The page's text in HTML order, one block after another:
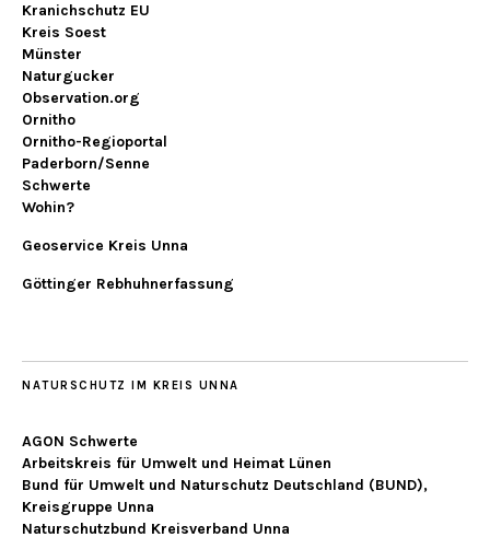
Kranichschutz EU
Kreis Soest
Münster
Naturgucker
Observation.org
Ornitho
Ornitho-Regioportal
Paderborn/Senne
Schwerte
Wohin?
Geoservice Kreis Unna
Göttinger Rebhuhnerfassung
NATURSCHUTZ IM KREIS UNNA
AGON Schwerte
Arbeitskreis für Umwelt und Heimat Lünen
Bund für Umwelt und Naturschutz Deutschland (BUND),
Kreisgruppe Unna
Naturschutzbund Kreisverband Unna